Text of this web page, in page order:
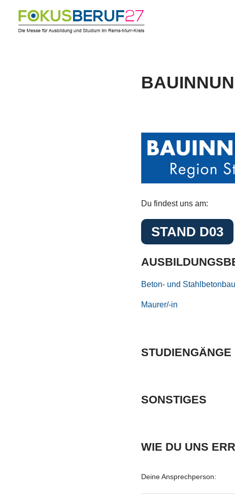
Zum
Du findest uns am:
STAND D03
Beton- und
Maurer/-in
STUDIENGÄNGE
SONSTIGES
WIE DU UNS
Deine Ansprechperson: